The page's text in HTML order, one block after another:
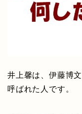
井上馨は、伊藤博
呼ばれた人です。